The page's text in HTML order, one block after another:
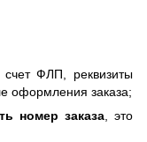
ФЛП, реквизиты
оформления заказа;
номер заказа, это